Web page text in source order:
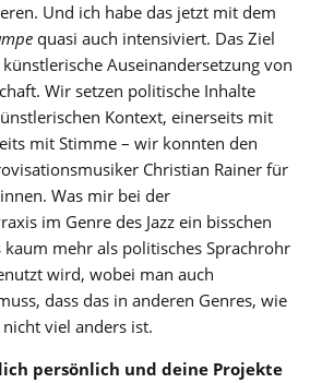
Und ich habe das jetzt mit dem
quasi auch intensiviert. Das Ziel
Auseinandersetzung von
Wir setzen politische Inhalte
Kontext, einerseits mit
mit Stimme – wir konnten den
Christian Rainer für
Was mir bei der
im Genre des Jazz ein bisschen
kaum mehr als politisches Sprachrohr
wird, wobei man auch
dass das in anderen Genres, wie
viel anders ist.
persönlich und deine Projekte